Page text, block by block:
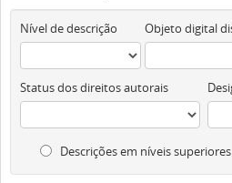
Nível de descrição
Status dos direitos autorais
Descrições em níveis superiores